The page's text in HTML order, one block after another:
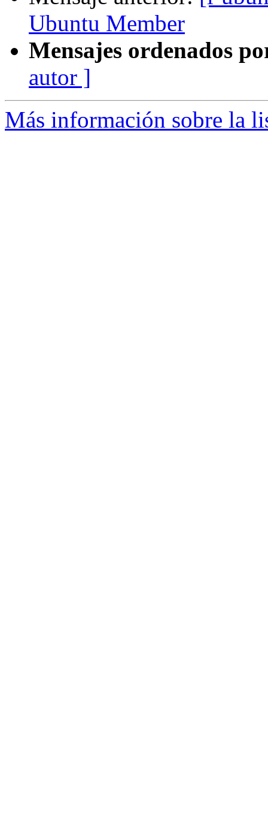
Ubuntu Member
Mensajes ordenados
autor ]
Más información sobre la